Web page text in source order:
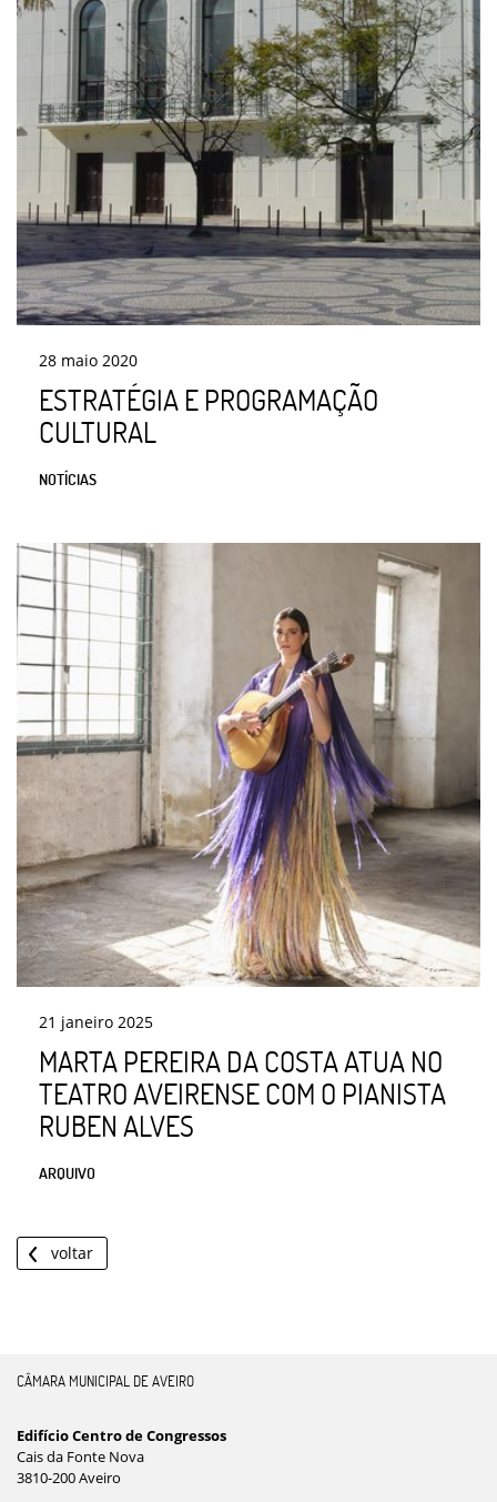
28 maio 2020
ESTRATÉGIA E PROGRAMAÇÃO
CULTURAL
NOTÍCIAS
21 janeiro 2025
MARTA PEREIRA DA COSTA ATUA NO
TEATRO AVEIRENSE COM O PIANISTA
RUBEN ALVES
ARQUIVO
voltar
CÂMARA MUNICIPAL DE AVEIRO
Edifício Centro de Congressos
Cais da Fonte Nova
3810-200 Aveiro